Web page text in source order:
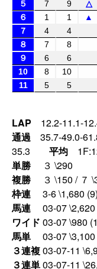
５
7 9 △
６
1 1 ▲
７
4 4
８
7 8
９
6 6
10
8 10
11
5 5
LAP 12.2-11.1-
通過 35.7-49.0-
35.3 平均
単勝
３ \290
複勝
３ \150 / ７
枠連
3-6 \1,680 (9)
馬連
03-07
ワイド 03-07 \980
馬単
03-07
３連複03-07-11
３連単03-07-11